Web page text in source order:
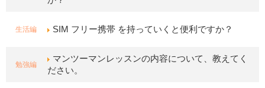
生活編 SIM フリー携帯 を持っていくと便利ですか？
勉強編
マンツーマンレッスンの内容について、教えてく
ださい。